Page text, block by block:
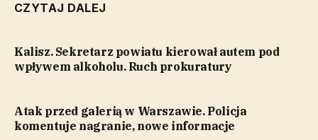
CZYTAJ DALEJ
Kalisz. Sekretarz powiatu kierował autem pod
wpływem alkoholu. Ruch prokuratury
Atak przed galerią w Warszawie. Policja
komentuje nagranie, nowe informacje